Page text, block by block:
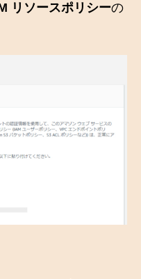
リソースポリシーの